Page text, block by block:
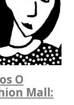
O
Mall: